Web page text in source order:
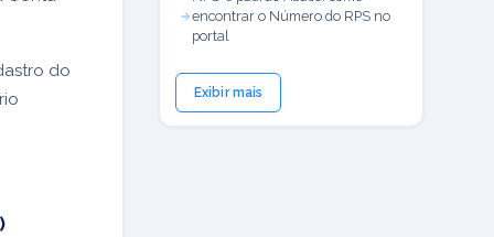
do
encontrar o Número do RPS no
portal
Exibir mais